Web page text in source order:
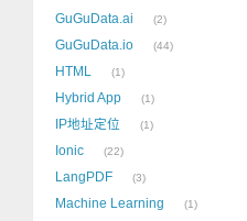
GuGuData.ai 2
GuGuData.io 44
HTML 1
Hybrid App 1
IP地址定位 1
Ionic 22
LangPDF 3
Machine Learning 1